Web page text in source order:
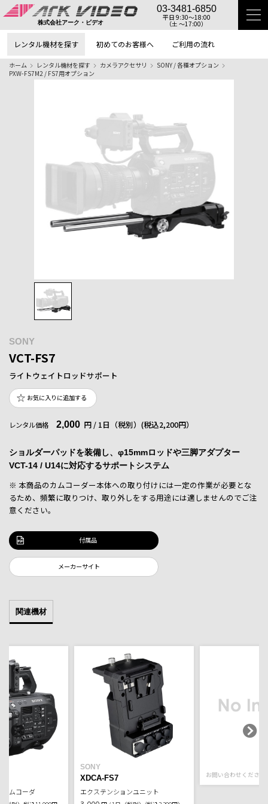
株式会社アーク・ビデオ
03-3481-6850
平日 9:30〜18:00
（土 〜17:00）
レンタル機材を探す 初めてのお客様へ ご利用の流れ
ホーム レンタル機材を探す カメラアクセサリ
SONY / 各種オプション
PXW-FS7M2 / FS7用オプション
SONY
VCT-FS7
ライトウェイトロッドサポート
お気に入りに追加する
レンタル価格 2,000 円 / 1日（税別） (税込2,200円）
ショルダーパッドを装備し、φ15mmロッドや三脚アダプター
VCT-14 / U14に対応するサポートシステム
※ 本商品のカムコーダー本体への取り付けには一定の作業が必要とな
るため、頻繁に取りつけ、取り外しをする用途には適しませんのでご注
意ください。
付属品
メーカーサイト
関連機材
カムコーダ
SONY
XDCA-FS7
エクステンションユニット
お問い合わせください